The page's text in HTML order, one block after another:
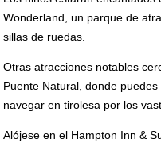
Wonderland, un parque de
sillas de ruedas.
Otras atracciones notables
Puente Natural, donde
navegar en tirolesa por los
Alójese en el Hampton Inn &